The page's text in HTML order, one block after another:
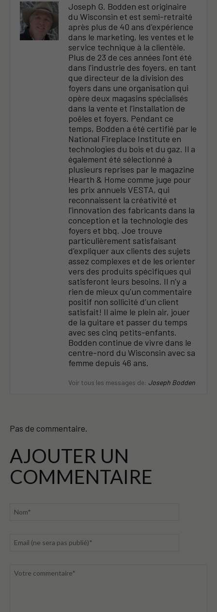
Joseph G. Bodden est originaire
du Wisconsin et est semi-retraité
après plus de 40 ans d'expérience
dans le marketing, les ventes et le
service technique à la clientèle.
Plus de 23 de ces années l’ont été
dans l'industrie des foyers, en tant
que directeur de la division des
foyers dans une organisation qui
opère deux magasins spécialisés
dans la vente et l’installation de
poêles et foyers. Pendant ce
temps, Bodden a été certifié par le
National Fireplace Institute en
technologies du bois et du gaz. Il a
également été sélectionné à
plusieurs reprises par le magazine
Hearth & Home comme juge pour
les prix annuels VESTA, qui
reconnaissent la créativité et
l'innovation des fabricants dans la
conception et la technologie des
foyers et bbq. Joe trouve
particulièrement satisfaisant
d'expliquer aux clients des sujets
assez complexes et de les orienter
vers des produits spécifiques qui
satisferont leurs besoins. Il n’y a
rien de mieux qu'un commentaire
positif non sollicité d’un client
satisfait! Il aime le plein air, jouer
de la guitare et passer du temps
avec ses cinq petits-enfants.
Bodden continue de vivre dans le
centre-nord du Wisconsin avec sa
femme depuis 46 ans.
Voir tous les messages de: Joseph Bodden
Pas de commentaire.
AJOUTER UN
COMMENTAIRE